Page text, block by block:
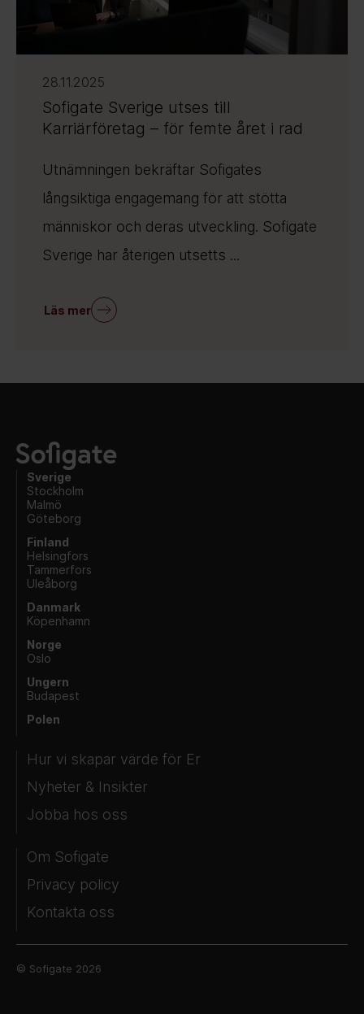
28.11.2025
Sofigate Sverige utses till
Karriärföretag – för femte året i rad
Utnämningen bekräftar Sofigates
långsiktiga engagemang för att stötta
människor och deras utveckling. Sofigate
Sverige har återigen utsetts ...
Läs mer
Sverige
Stockholm
Malmö
Göteborg
Finland
Helsingfors
Tammerfors
Uleåborg
Danmark
Köpenhamn
Norge
Oslo
Ungern
Budapest
Polen
Hur vi skapar värde för Er
Nyheter & Insikter
Jobba hos oss
Om Sofigate
Privacy policy
Kontakta oss
© Sofigate 2026